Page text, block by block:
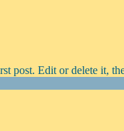
post. Edit or delete it,